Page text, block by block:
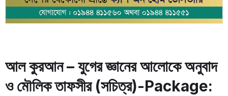
আল কুরআন – যুগের জ্ঞানের আলোকে অনুবাদ
ও মৌলিক তাফসীর (সচিত্র)-Package: